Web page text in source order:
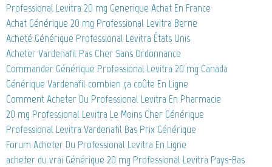
Professional Levitra 20 mg Generique Achat En France
Achat Générique 20 mg Professional Levitra Berne
Acheté Générique Professional Levitra États Unis
Acheter Vardenafil Pas Cher Sans Ordonnance
Commander Générique Professional Levitra 20 mg Canada
Générique Vardenafil combien ça coûte En Ligne
Comment Acheter Du Professional Levitra En Pharmacie
20 mg Professional Levitra Le Moins Cher Générique
Professional Levitra Vardenafil Bas Prix Générique
Forum Acheter Du Professional Levitra En Ligne
acheter du vrai Générique 20 mg Professional Levitra Pays-Bas